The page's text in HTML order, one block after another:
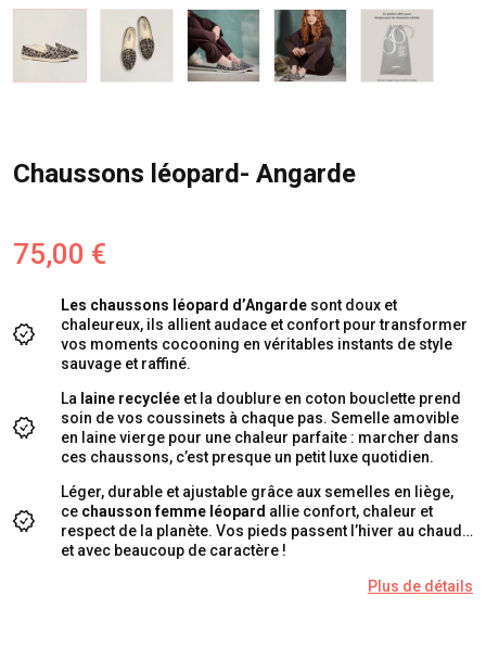
Chaussons léopard- Angarde
75,00 €
Les chaussons léopard d’Angarde sont doux et
chaleureux, ils allient audace et confort pour transformer
vos moments cocooning en véritables instants de style
sauvage et raffiné.
La laine recyclée et la doublure en coton bouclette prend
soin de vos coussinets à chaque pas. Semelle amovible
en laine vierge pour une chaleur parfaite : marcher dans
ces chaussons, c’est presque un petit luxe quotidien.
Léger, durable et ajustable grâce aux semelles en liège,
ce chausson femme léopard allie confort, chaleur et
respect de la planète. Vos pieds passent l’hiver au chaud…
et avec beaucoup de caractère !
Plus de détails